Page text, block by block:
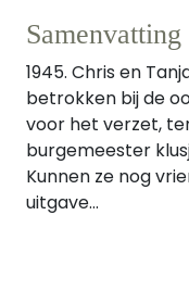
Samenvatting
1945. Chris en
betrokken bij de
voor het verzet,
burgemeester
Kunnen ze nog
uitgave...